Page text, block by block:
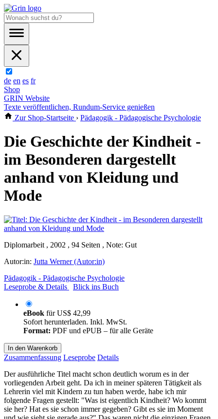
de en es fr
Shop
GRIN Website
Texte veröffentlichen, Rundum-Service genießen
Zur Shop-Startseite › Pädagogik - Pädagogische Psychologie
Die Geschichte der Kindheit -
im Besonderen dargestellt
anhand von Kleidung und
Mode
Diplomarbeit , 2002 , 94 Seiten , Note: Gut
Autor:in: Jutta Werner (Autor:in)
Pädagogik - Pädagogische Psychologie
Leseprobe & Details
Blick ins Buch
eBook fürUS$ 42,99
Sofort herunterladen. Inkl. MwSt.
Format: PDF und ePUB – für alle Geräte
In den Warenkorb
Zusammenfassung Leseprobe Details
Der ausführliche Titel macht schon deutlich worum es in der
vorliegenden Arbeit geht. Da ich in meiner späteren Tätigkeit als
Lehrerin viel mit Kindern zu tun haben werde, habe ich mir
folgende Fragen gestellt: "Was ist eigentlich Kindheit? Wo kommt
sie her? Hat es sie schon immer gegeben? Gibt es sie im Moment